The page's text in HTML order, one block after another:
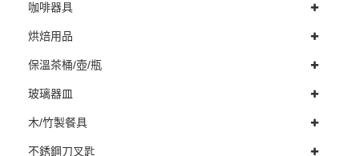
咖啡器具
烘焙用品
保溫茶桶/壺/瓶
玻璃器皿
木/竹製餐具
不銹鋼刀叉匙